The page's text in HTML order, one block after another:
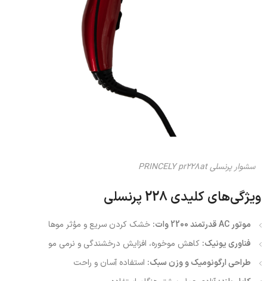
سشوار پرنسلی PRINCELY pr228at
ویژگی‌های کلیدی 228 پرنسلی
موتور AC قدرتمند 2200 وات:
خشک کردن سریع و مؤثر موها
فناوری یونیک: کاهش موخوره، افزایش درخشندگی و نرمی مو
طراحی ارگونومیک و وزن سبک: استفاده آسان و راحت